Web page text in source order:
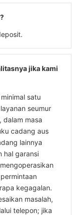
jika kami
satu
seumur
dalam masa
cadang aus
lainnya
hal garansi
kegagalan.
masalah,
telepon; jika